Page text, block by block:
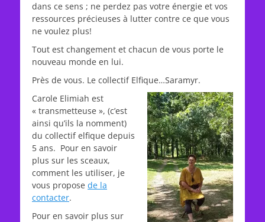
dans ce sens ; ne perdez pas votre énergie et vos
ressources précieuses à lutter contre ce que vous
ne voulez plus!
Tout est changement et chacun de vous porte le
nouveau monde en lui.
Près de vous. Le collectif Elfique…Saramyr.
Carole Elimiah est
« transmetteuse », (c’est
ainsi qu’ils la nomment)
du collectif elfique depuis
5 ans. Pour en savoir
plus sur les sceaux,
comment les utiliser, je
vous propose de la
contacter.
Pour en savoir plus sur